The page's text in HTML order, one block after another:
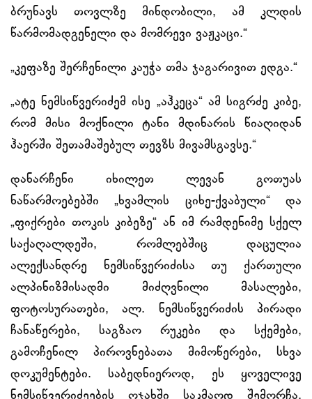
ბრუნავს თოვლზე მინდობილი, ამ კლდის
წარმომადგენელი და მომრევი ვაჟკაცი.“
„კეფაზე შერჩენილი კაუჭა თმა ჯაგარივით ედგა.“
„ატე ნემსიწვერიძემ ისე „აჰკეცა“ ამ სიგრძე კიბე,
რომ მისი მოქნილი ტანი მდინარის წიაღიდან
ჰაერში შეთამაშებულ თევზს მივამსგავსე.“
დანარჩენი იხილეთ ლევან გოთუას
ნაწარმოებებში „ხვამლის ციხე-ქვაბული“ და
„ფიქრები თოკის კიბეზე“ ან იმ რამდენიმე სქელ
საქაღალდეში, რომლებშიც დაცულია
ალექსანდრე ნემსიწვერიძისა თუ ქართული
ალპინიზმისადმი მიძღვნილი მასალები,
ფოტოსურათები, ალ. ნემსიწვერიძის პირადი
ჩანაწერები, საგზაო რუკები და სქემები,
გამოჩენილ პიროვნებათა მიმოწერები, სხვა
დოკუმენტები. საბედნიეროდ, ეს ყოველივე